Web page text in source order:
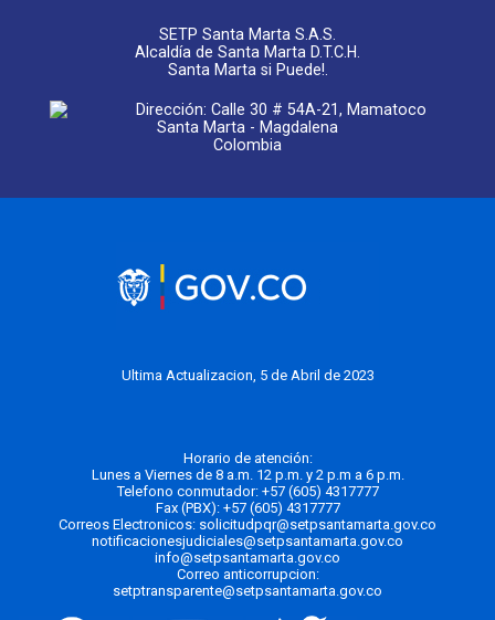
SETP Santa Marta S.A.S.
Alcaldía de Santa Marta D.T.C.H.
Santa Marta si Puede!.
Dirección: Calle 30 # 54A-21, Mamatoco
Santa Marta - Magdalena
Colombia
Ultima Actualizacion, 5 de Abril de 2023
Horario de atención:
Lunes a Viernes de 8 a.m. 12 p.m. y 2 p.m a 6 p.m.
Telefono conmutador: +57 (605) 4317777
Fax (PBX): +57 (605) 4317777
Correos Electronicos: solicitudpqr@setpsantamarta.gov.co
notificacionesjudiciales@setpsantamarta.gov.co
info@setpsantamarta.gov.co
Correo anticorrupcion:
setptransparente@setpsantamarta.gov.co